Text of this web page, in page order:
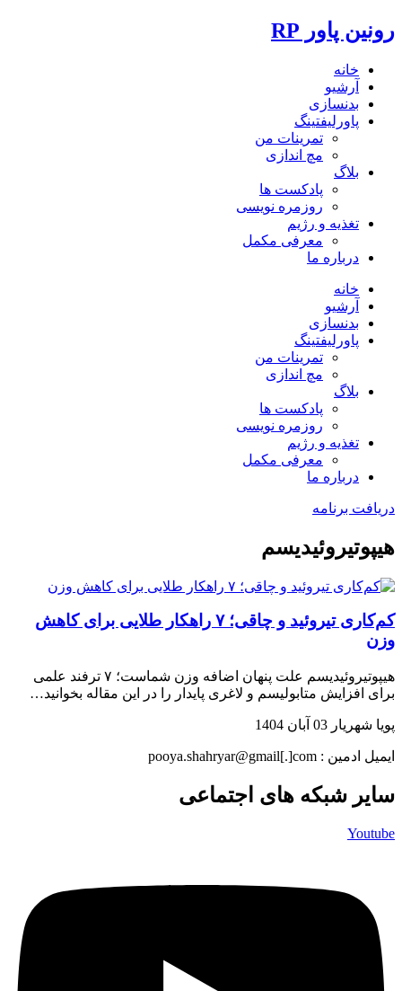
رونین پاور RP
خانه
آرشیو
بدنسازی
پاورلیفتینگ
تمرینات من
مچ اندازی
بلاگ
پادکست ها
روزمره نویسی
تغذیه و رژیم
معرفی مکمل
درباره ما
خانه
آرشیو
بدنسازی
پاورلیفتینگ
تمرینات من
مچ اندازی
بلاگ
پادکست ها
روزمره نویسی
تغذیه و رژیم
معرفی مکمل
درباره ما
دریافت برنامه
هیپوتیروئیدیسم
کم‌کاری تیروئید و چاقی؛ ۷ راهکار طلایی برای کاهش
وزن
هیپوتیروئیدیسم علت پنهان اضافه وزن شماست؛ ۷ ترفند علمی
برای افزایش متابولیسم و لاغری پایدار را در این مقاله بخوانید…
پویا شهریار 03 آبان 1404
ایمیل ادمین : pooya.shahryar@gmail[.]com
سایر شبکه های اجتماعی
Youtube